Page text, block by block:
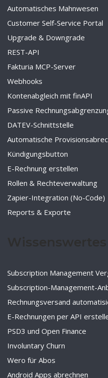
Automatisches Mahnwesen
Customer Self-Service Portal
Upgrade & Downgrade
REST-API
Fakturia MCP-Server
Webhooks
Kontenabgleich mit finAPI
Passive
DATEV-Schnittstelle
Automatische
Kündigungsbutton
E-Rechnung erstellen
Rollen & Rechteverwaltung
Zapier-Integration (No-Code)
Reports & Exporte
Subscription Management
Subscription-Management-
Rechnungsversand
E-Rechnungen per API
PSD3 und Open Finance
Involuntary Churn
Wero für Abos
Android Apps abrechnen